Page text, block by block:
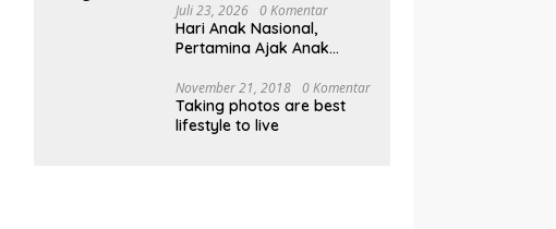
Juli 23, 2026 0 Komentar
Hari Anak Nasional,
Pertamina Ajak Anak
hingga Tanam 1.000
Mangrove
November 21, 2018 0 Komentar
Taking photos are best
lifestyle to live